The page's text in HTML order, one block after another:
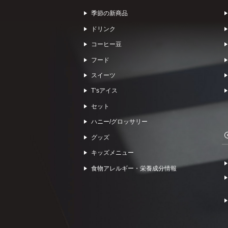
季節の新商品
ドリンク
コーヒー⾖
フード
スイーツ
Tʼsアイス
セット
ハニー/グロッサリー
グッズ
キッズメニュー
食物アレルギー・栄養成分情報